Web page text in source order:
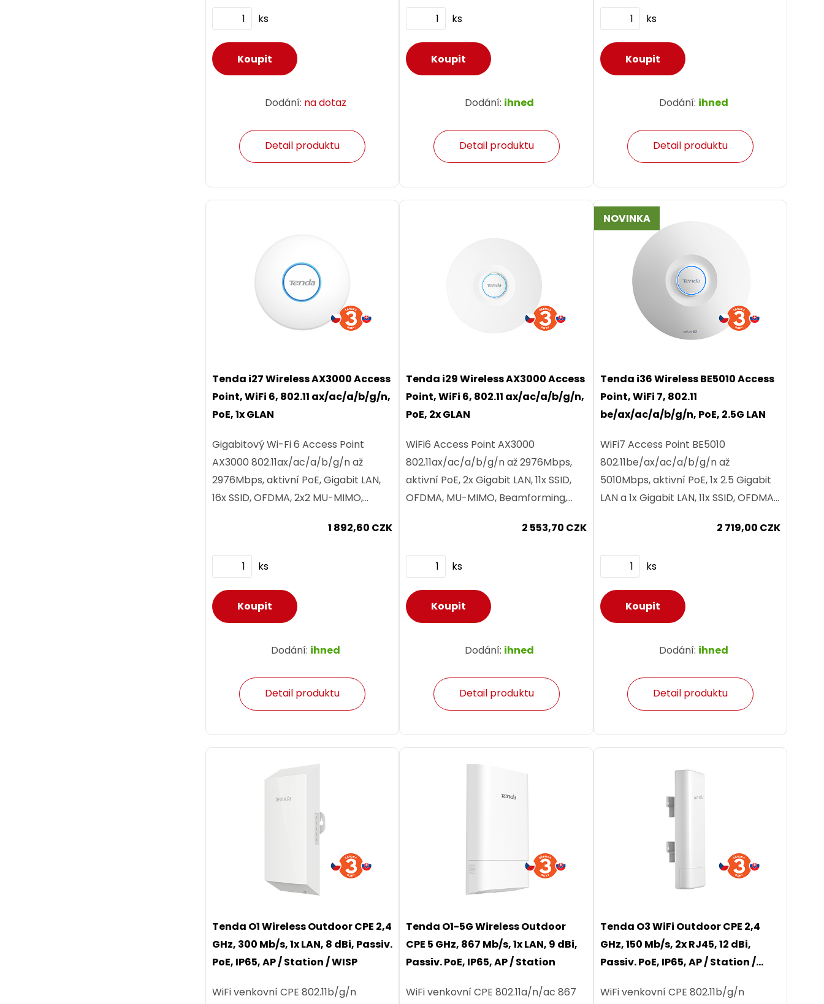
ks
Dodání: na dotaz
Detail produktu
ks
Dodání: ihned
Detail produktu
ks
Dodání: ihned
Detail produktu
Tenda i27 Wireless AX3000 Access
Point, WiFi 6, 802.11 ax/ac/a/b/g/n,
PoE, 1x GLAN
Gigabitový Wi-Fi 6 Access Point
AX3000 802.11ax/ac/a/b/g/n až
2976Mbps, aktivní PoE, Gigabit LAN,
16x SSID, OFDMA, 2x2 MU-MIMO,
k/v, WPA3-SAE, 2x interní anténa
1 892,60 CZK
ks
Dodání: ihned
Detail produktu
Tenda i29 Wireless AX3000 Access
Point, WiFi 6, 802.11 ax/ac/a/b/g/n,
PoE, 2x GLAN
WiFi6 Access Point AX3000
802.11ax/ac/a/b/g/n až 2976Mbps,
aktivní PoE, 2x Gigabit LAN, 11x SSID,
OFDMA, MU-MIMO, Beamforming,
4x interní anténa 4dBi, až 254...2 553,70 CZK
ks
Dodání: ihned
Detail produktu
NOVINKA
Tenda i36 Wireless BE5010 Access
Point, WiFi 7, 802.11
be/ax/ac/a/b/g/n, PoE, 2.5G LAN
WiFi7 Access Point BE5010
802.11be/ax/ac/a/b/g/n až
5010Mbps, aktivní PoE, 1x 2.5 Gigabit
LAN a 1x Gigabit LAN, 11x SSID, OFDMA,
roaming 802.11 k/v/r, WPA3-SAE, 5x...
2 719,00 CZK
ks
Dodání: ihned
Detail produktu
Tenda O1 Wireless Outdoor CPE 2,4
GHz, 300 Mb/s, 1x LAN, 8 dBi, Passiv.
PoE, IP65, AP / Station / WISP
WiFi venkovní CPE 802.11b/g/n
Tenda O1-5G Wireless Outdoor
CPE 5 GHz, 867 Mb/s, 1x LAN, 9 dBi,
Passiv. PoE, IP65, AP / Station
WiFi venkovní CPE 802.11a/n/ac 867
Tenda O3 WiFi Outdoor CPE 2,4
GHz, 150 Mb/s, 2x RJ45, 12 dBi,
Passiv. PoE, IP65, AP / Station /
WiFi venkovní CPE 802.11b/g/n